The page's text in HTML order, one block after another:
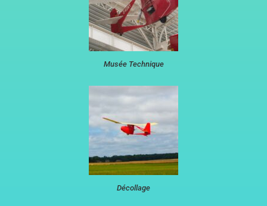
Musée Technique
Décollage